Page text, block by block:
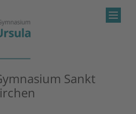
Sankt